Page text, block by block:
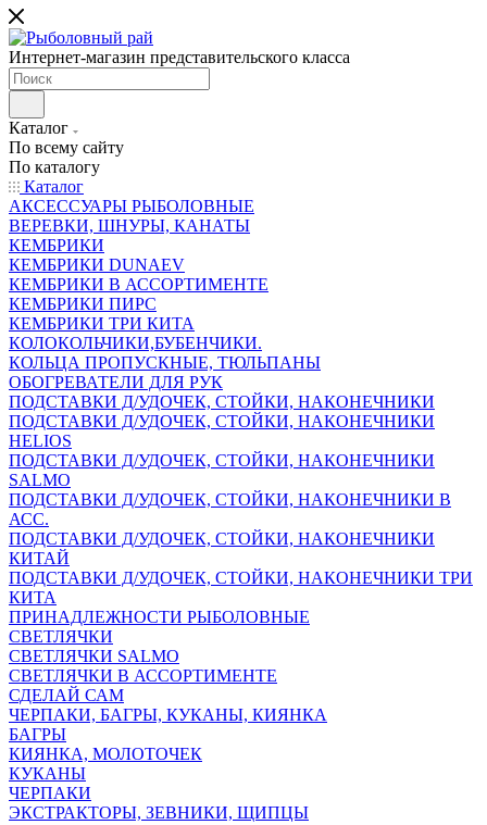
Интернет-магазин представительского класса
Каталог
По всему сайту
По каталогу
Каталог
АКСЕССУАРЫ РЫБОЛОВНЫЕ
ВЕРЕВКИ, ШНУРЫ, КАНАТЫ
КЕМБРИКИ
КЕМБРИКИ DUNAEV
КЕМБРИКИ В АССОРТИМЕНТЕ
КЕМБРИКИ ПИРС
КЕМБРИКИ ТРИ КИТА
КОЛОКОЛЬЧИКИ,БУБЕНЧИКИ.
КОЛЬЦА ПРОПУСКНЫЕ, ТЮЛЬПАНЫ
ОБОГРЕВАТЕЛИ ДЛЯ РУК
ПОДСТАВКИ Д/УДОЧЕК, СТОЙКИ, НАКОНЕЧНИКИ
ПОДСТАВКИ Д/УДОЧЕК, СТОЙКИ, НАКОНЕЧНИКИ
HELIOS
ПОДСТАВКИ Д/УДОЧЕК, СТОЙКИ, НАКОНЕЧНИКИ
SALMO
ПОДСТАВКИ Д/УДОЧЕК, СТОЙКИ, НАКОНЕЧНИКИ В
АСС.
ПОДСТАВКИ Д/УДОЧЕК, СТОЙКИ, НАКОНЕЧНИКИ
КИТАЙ
ПОДСТАВКИ Д/УДОЧЕК, СТОЙКИ, НАКОНЕЧНИКИ ТРИ
КИТА
ПРИНАДЛЕЖНОСТИ РЫБОЛОВНЫЕ
СВЕТЛЯЧКИ
СВЕТЛЯЧКИ SALMO
СВЕТЛЯЧКИ В АССОРТИМЕНТЕ
СДЕЛАЙ САМ
ЧЕРПАКИ, БАГРЫ, КУКАНЫ, КИЯНКА
БАГРЫ
КИЯНКА, МОЛОТОЧЕК
КУКАНЫ
ЧЕРПАКИ
ЭКСТРАКТОРЫ, ЗЕВНИКИ, ЩИПЦЫ